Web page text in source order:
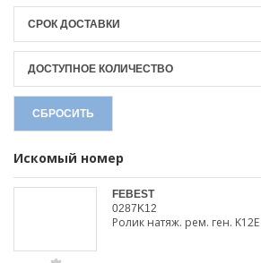
СРОК ДОСТАВКИ
ДОСТУПНОЕ КОЛИЧЕСТВО
СБРОСИТЬ
Искомый номер
FEBEST
0287K12
Ролик натяж. рем. ген. K12E